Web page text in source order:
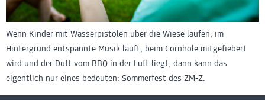
Wenn Kinder mit Wasserpistolen über die Wiese laufen, im
Hintergrund entspannte Musik läuft, beim Cornhole mitgefiebert
wird und der Duft vom BBQ in der Luft liegt, dann kann das
eigentlich nur eines bedeuten: Sommerfest des ZM-Z.